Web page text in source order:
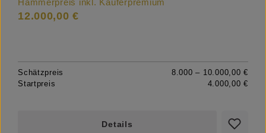
Hammerpreis inkl. Käuferpremium
12.000,00 €
Schätzpreis
8.000 – 10.000,00 €
Startpreis
4.000,00 €
Details